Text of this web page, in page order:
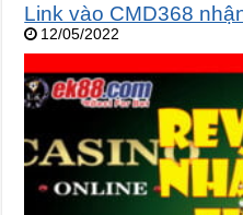
Link vào CMD368
12/05/2022